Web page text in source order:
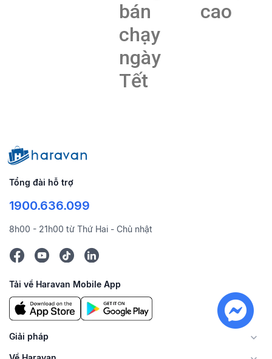
bán
chạy
ngày
Tết
cao
Tổng đài hỗ trợ
1900.636.099
8h00 - 21h00 từ Thứ Hai - Chủ nhật
Tải về Haravan Mobile App
Giải pháp